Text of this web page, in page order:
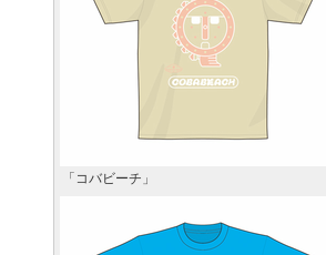
「コバビーチ」